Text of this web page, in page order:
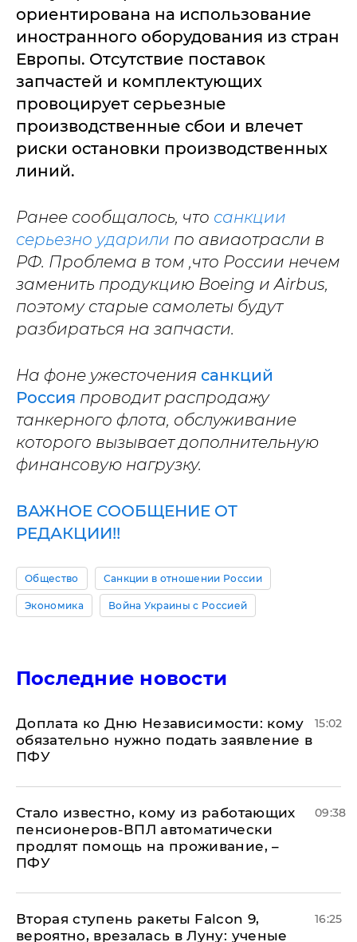
ориентирована на использование
иностранного оборудования из стран
Европы. Отсутствие поставок
запчастей и комплектующих
провоцирует серьезные
производственные сбои и влечет
риски остановки производственных
линий.
Ранее сообщалось, что санкции
серьезно ударили по авиаотрасли в
РФ. Проблема в том ,что России нечем
заменить продукцию Boeing и Airbus,
поэтому старые самолеты будут
разбираться на запчасти.
На фоне ужесточения санкций
Россия проводит распродажу
танкерного флота, обслуживание
которого вызывает дополнительную
финансовую нагрузку.
ВАЖНОЕ СООБЩЕНИЕ ОТ
РЕДАКЦИИ!!
Общество Санкции в отношении России
Экономика Война Украины с Россией
Последние новости
Доплата ко Дню Независимости: кому
обязательно нужно подать заявление в
ПФУ
15:02
Стало известно, кому из работающих
пенсионеров-ВПЛ автоматически
продлят помощь на проживание, –
ПФУ
09:38
Вторая ступень ракеты Falcon 9,
вероятно, врезалась в Луну: ученые
16:25